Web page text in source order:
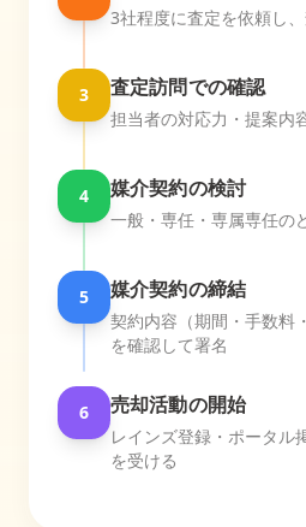
3社程度に査定を依頼し
3 査定訪問での確認
担当者の対応力・提案内
4 媒介契約の検討
一般・専任・専属専任の
5 媒介契約の締結
契約内容（期間・手数料
を確認して署名
6 売却活動の開始
レインズ登録・ポータル
を受ける